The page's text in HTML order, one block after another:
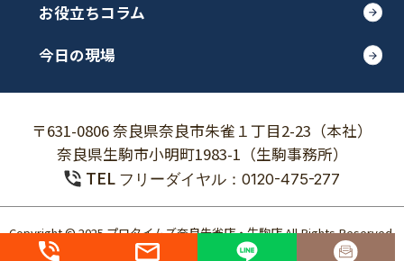
お役立ちコラム
今日の現場
〒631-0806 奈良県奈良市朱雀１丁目2-23（本社）
奈良県生駒市小明町1983-1（生駒事務所）
TEL フリーダイヤル：0120-475-277
Copyright © 2025 プロタイムズ奈良朱雀店・生駒店 All Rights Reserved.
個人情報保護方針